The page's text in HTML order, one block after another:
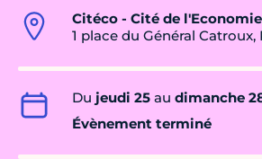
Citéco - Cité de l'Economie
1 place du Général Catroux,
Du jeudi 25 au dimanche
Évènement terminé